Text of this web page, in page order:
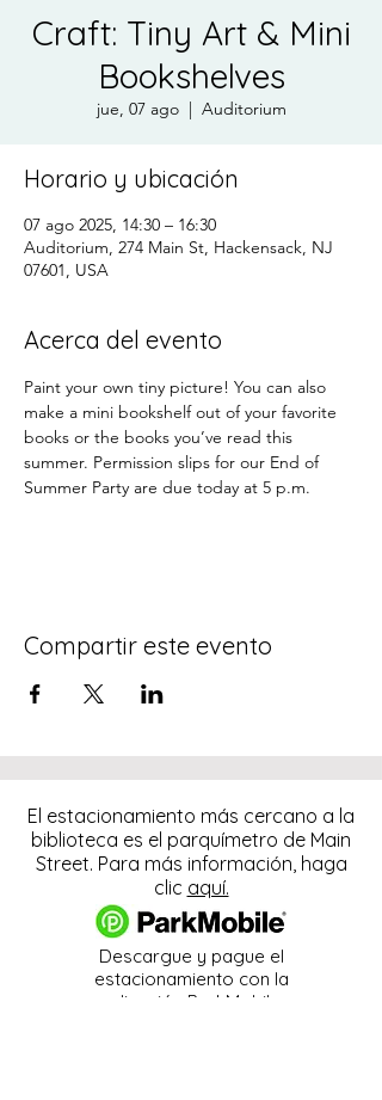
Craft: Tiny Art & Mini
Bookshelves
jue, 07 ago
  |
Auditorium
Horario y ubicación
07 ago 2025, 14:30 – 16:30
Auditorium, 274 Main St, Hackensack, NJ
07601, USA
Acerca del evento
Paint your own tiny picture! You can also
make a mini bookshelf out of your favorite
books or the books you’ve read this
summer. Permission slips for our End of
Summer Party are due today at 5 p.m.
Compartir este evento
El estacionamiento más cercano a la
biblioteca es el parquímetro de Main
Street. Para más información, haga
clic aquí.
Descargue y pague el
estacionamiento con la
aplicación ParkMobile.